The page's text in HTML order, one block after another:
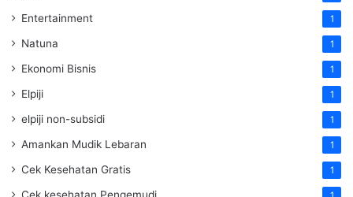
Entertainment 1
Natuna 1
Ekonomi Bisnis 1
Elpiji 1
elpiji non-subsidi 1
Amankan Mudik Lebaran 1
Cek Kesehatan Gratis 1